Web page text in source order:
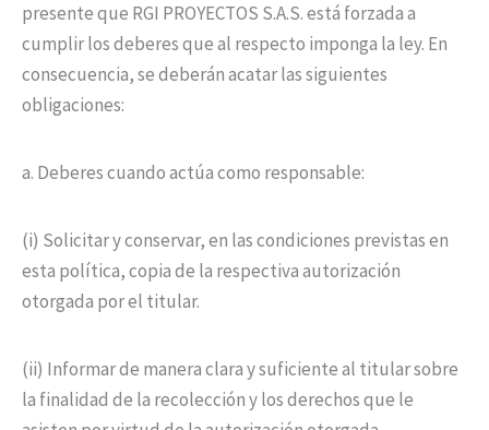
presente que RGI PROYECTOS S.A.S. está forzada a
cumplir los deberes que al respecto imponga la ley. En
consecuencia, se deberán acatar las siguientes
obligaciones:
a. Deberes cuando actúa como responsable:
(i) Solicitar y conservar, en las condiciones previstas en
esta política, copia de la respectiva autorización
otorgada por el titular.
(ii) Informar de manera clara y suficiente al titular sobre
la finalidad de la recolección y los derechos que le